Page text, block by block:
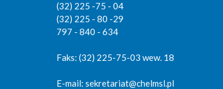
(32) 225 -75 - 04
(32) 225 - 80 -29
797 - 840 - 634
Faks: (32) 225-75-03 wew. 18
E-mail: sekretariat@chelmsl.pl